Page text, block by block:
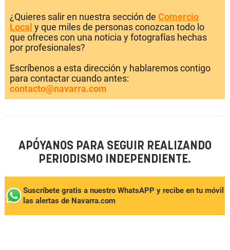
¿Quieres salir en nuestra sección de Comercio
Local y que miles de personas conozcan todo lo
que ofreces con una noticia y fotografías hechas
por profesionales?
Escríbenos a esta dirección y hablaremos contigo
para contactar cuando antes:
contacto@navarra.com
APÓYANOS PARA SEGUIR REALIZANDO
PERIODISMO INDEPENDIENTE.
Suscríbete gratis a nuestro WhatsAPP y recibe en tu móvil
las alertas de Navarra.com